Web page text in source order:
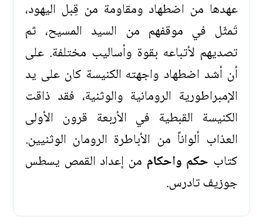
عهدها من اضطهاد ومقاومة من قِبل اليهود،
تَمثّل في موقفهم من السيد المسيح، ثم
تصديهم لأتباعه بقوة وأساليب مختلفة. على
أن أشد اضطهاد واجهته الكنيسة كان على يد
الإمبراطورية الرومانية والوثنية، فقد ذاقت
الكنيسة القبطية في الأربعة قرون الأولى
العذاب ألواناً من الأباطرة الرومان الوثنيين.
كتاب حكم واحكام من إعداد القمص يسطس
جوزيف تادرس.